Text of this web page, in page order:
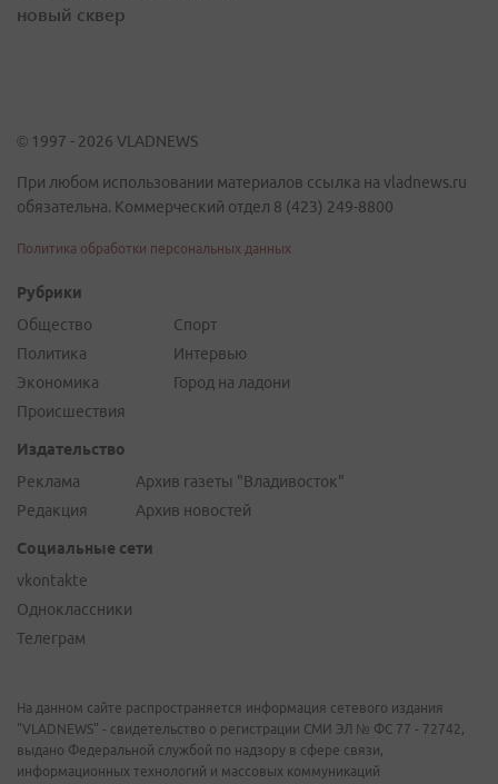
новый сквер
© 1997 - 2026 VLADNEWS
При любом использовании материалов ссылка на vladnews.ru
обязательна. Коммерческий отдел 8 (423) 249-8800
Политика обработки персональных данных
Рубрики
Общество
Политика
Экономика
Происшествия
Спорт
Интервью
Город на ладони
Издательство
Реклама
Редакция
Архив газеты "Владивосток"
Архив новостей
Социальные сети
vkontakte
Одноклассники
Телеграм
На данном сайте распространяется информация сетевого издания
"VLADNEWS" - свидетельство о регистрации СМИ ЭЛ № ФС 77 - 72742,
выдано Федеральной службой по надзору в сфере связи,
информационных технологий и массовых коммуникаций